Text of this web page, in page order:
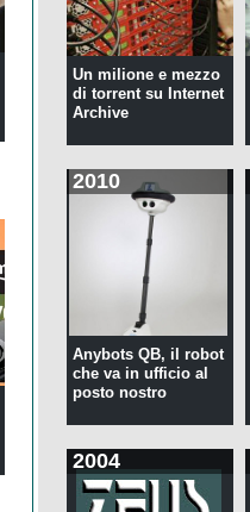
Un milione e mezzo
di torrent su Internet
Archive
2010
Anybots QB, il robot
che va in ufficio al
posto nostro
2004